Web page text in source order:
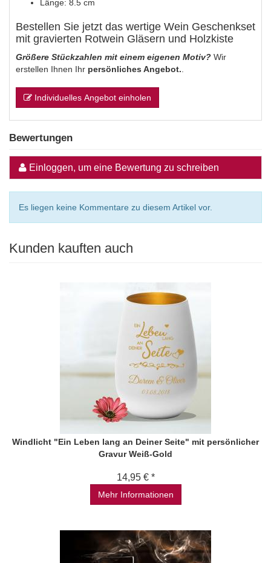
Länge: 8.5 cm
Bestellen Sie jetzt das wertige Wein Geschenkset
mit gravierten Rotwein Gläsern und Holzkiste
Größere Stückzahlen mit einem eigenen Motiv? Wir
erstellen Ihnen Ihr persönliches Angebot.
Individuelles Angebot einholen
Bewertungen
Einloggen, um eine Bewertung zu schreiben
Es liegen keine Kommentare zu diesem Artikel vor.
Kunden kauften auch
Windlicht "Ein Leben lang an Deiner Seite" mit persönlicher
Gravur Weiß-Gold
14,95 € *
Mehr Informationen